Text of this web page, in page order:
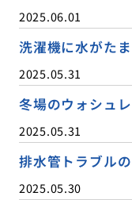
2025.06.01
洗濯機に水がた
2025.05.31
冬場のウォシュ
2025.05.31
排水管トラブル
2025.05.30